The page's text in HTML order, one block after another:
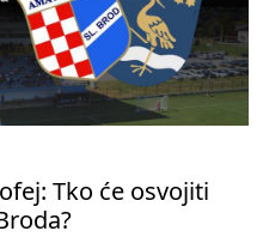
Tko će osvojiti